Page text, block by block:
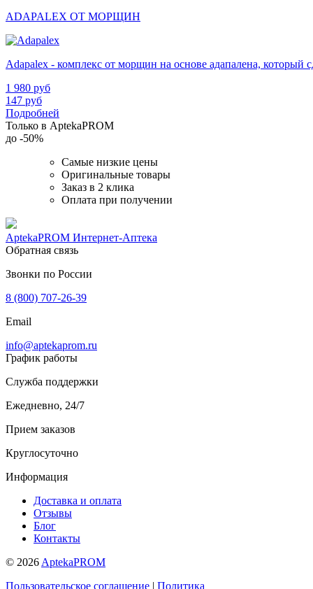
ADAPALEX ОТ МОРЩИН
Adapalex - комплекс от морщин на основе адапалена,
1 980 руб
147 руб
Подробней
Только в AptekaPROM
до -50%
Самые низкие цены
Оригинальные товары
Заказ в 2 клика
Оплата при получении
AptekaPROM Интернет-Аптека
Обратная связь
Звонки по России
8 (800) 707-26-39
Email
info@aptekaprom.ru
График работы
Служба поддержки
Ежедневно, 24/7
Прием заказов
Круглосуточно
Информация
Доставка и оплата
Отзывы
Блог
Контакты
© 2026 AptekaPROM
Пользовательское соглашение | Политика